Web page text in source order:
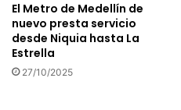
El Metro de Medellín de
nuevo presta servicio
desde Niquia hasta La
Estrella
27/10/2025